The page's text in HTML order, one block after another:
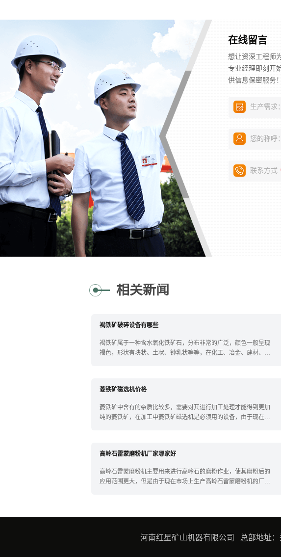
在线留言
想让资深工程师
专业经理即刻开
供信息保密服务！
生产需求
您的称呼：
联系方式
相关新闻
褐铁矿破碎设备有哪些
褐铁矿属于一种含水氧化铁矿石，分布非常的广泛，颜色一般呈现
褐色，形状有块状、土状、钟乳状等等，在化工、冶金、建材、耐
菱铁矿磁选机价格
菱铁矿中含有的杂质比较多，需要对其进行加工处理才能得到更加
纯的菱铁矿，在加工中菱铁矿磁选机是必须用的设备，由于现在菱
高岭石雷蒙磨粉机厂家哪家好
高岭石雷蒙磨粉机主要用来进行高岭石的磨粉作业，使其磨粉后的
应用范围更大，但是由于现在市场上生产高岭石雷蒙磨粉机的厂家
河南红星矿山机器有限公司 总部地址